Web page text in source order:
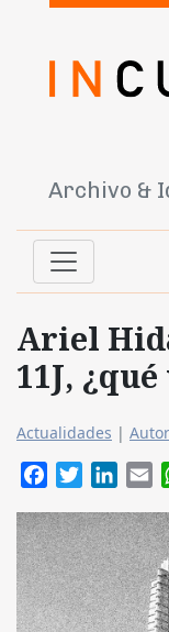
Archivo &
Ariel
11J, ¿qué
Actualidades |
FacebookTwitter